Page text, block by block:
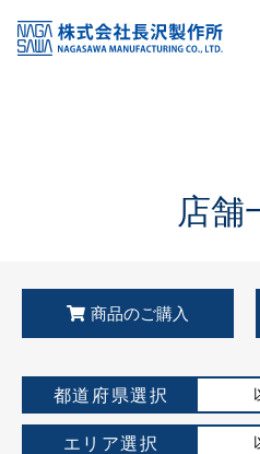
KSS加盟店・取扱店情報
店舗一覧
店舗
商品のご購入
都道府県選択
エリア選択